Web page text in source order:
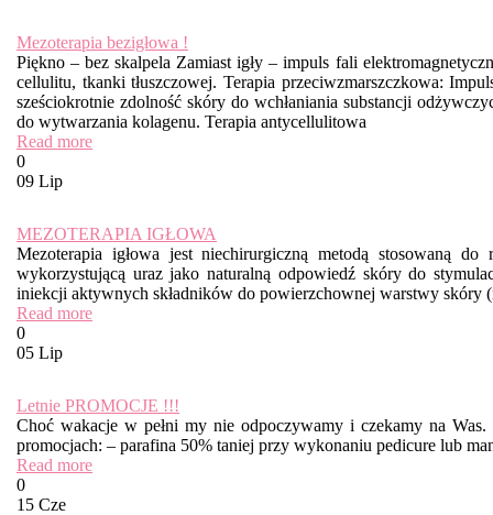
Mezoterapia bezigłowa !
Piękno – bez skalpela Zamiast igły – impuls fali
cellulitu, tkanki tłuszczowej. Terapia przeciwzmarszczkowa:
sześciokrotnie zdolność skóry do wchłaniania substancji
do wytwarzania kolagenu. Terapia antycellulitowa
Read more
0
09 Lip
MEZOTERAPIA IGŁOWA
Mezoterapia igłowa jest niechirurgiczną metodą stosowaną
wykorzystującą uraz jako naturalną odpowiedź skóry do
iniekcji aktywnych składników do powierzchownej warstwy skóry
Read more
0
05 Lip
Letnie PROMOCJE !!!
Choć wakacje w pełni my nie odpoczywamy i czekamy na
promocjach: – parafina 50% taniej przy wykonaniu pedicure lub
Read more
0
15 Cze